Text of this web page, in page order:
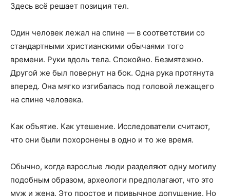
Здесь всё решает позиция тел.
Один человек лежал на спине — в соответствии со
стандартными христианскими обычаями того
времени. Руки вдоль тела. Спокойно. Безмятежно.
Другой же был повернут на бок. Одна рука протянута
вперед. Она мягко изгибалась под головой лежащего
на спине человека.
Как объятие. Как утешение. Исследователи считают,
что они были похоронены в одно и то же время.
Обычно, когда взрослые люди разделяют одну могилу
подобным образом, археологи предполагают, что это
муж и жена. Это простое и привычное допущение. Но